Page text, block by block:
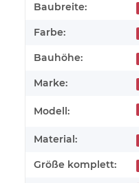
Baubreite:
Farbe:
Bauhöhe:
Marke:
Modell:
Material:
Größe komplett: